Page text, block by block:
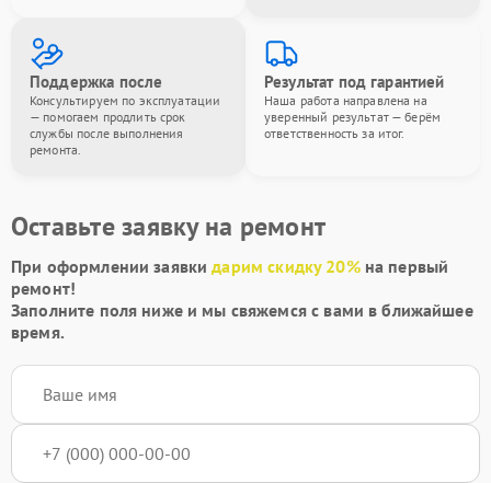
Поддержка после
Консультируем по эксплуатации
— помогаем продлить срок
службы после выполнения
ремонта.
Результат под гарантией
Наша работа направлена на
уверенный результат — берём
ответственность за итог.
Оставьте заявку на ремонт
При оформлении заявкидарим скидку 20%на первый
ремонт!
Заполните поля ниже и мы свяжемся с вами в ближайшее
время.